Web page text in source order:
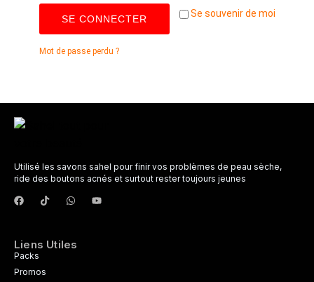
Se souvenir de moi
SE CONNECTER
Mot de passe perdu ?
Utilisé les savons sahel pour finir vos problèmes de peau sèche,
ride des boutons acnés et surtout rester toujours jeunes
Liens Utiles
Packs
Promos